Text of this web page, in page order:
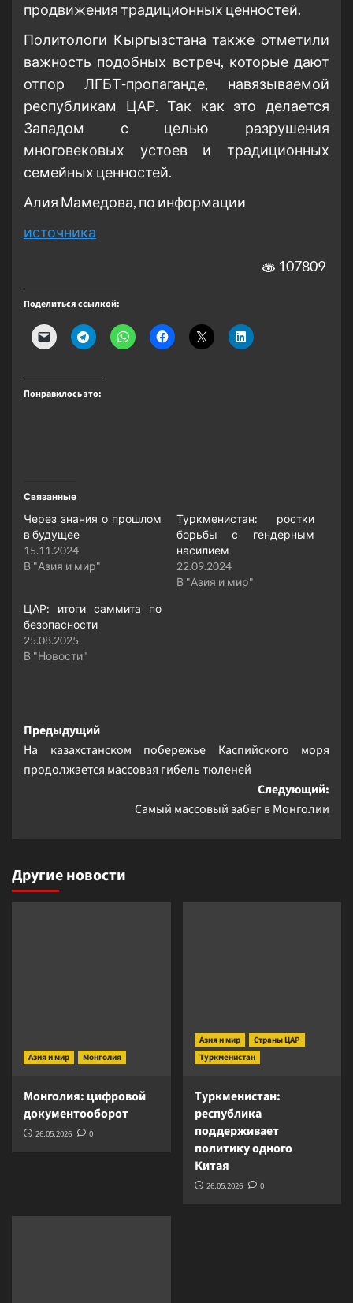
продвижения традиционных ценностей.
Политологи Кыргызстана также отметили
важность подобных встреч, которые дают
отпор ЛГБТ-пропаганде, навязываемой
республикам ЦАР. Так как это делается
Западом с целью разрушения
многовековых устоев и традиционных
семейных ценностей.
Алия Мамедова, по информации
источника
107809
Поделиться ссылкой:
Понравилось это:
Связанные
Через знания о прошлом
в будущее
15.11.2024
В "Азия и мир"
Туркменистан: ростки
борьбы с гендерным
насилием
22.09.2024
В "Азия и мир"
ЦАР: итоги саммита по
безопасности
25.08.2025
В "Новости"
Навигация
записи
Предыдущий
На казахстанском побережье Каспийского моря
продолжается массовая гибель тюленей
Следующий:
Самый массовый забег в Монголии
Другие новости
Азия и мир Монголия
Монголия: цифровой
документооборот
26.05.2026 0
Азия и мир
Страны ЦАР
Туркменистан
Туркменистан:
республика
поддерживает
политику одного
Китая
26.05.2026 0